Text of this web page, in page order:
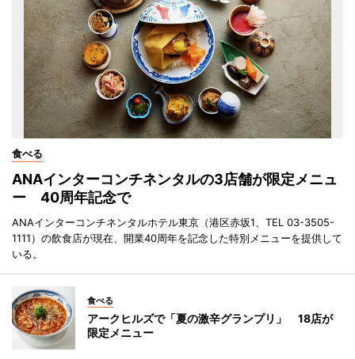
食べる
ANAインターコンチネンタルの3店舗が限定メニュ
ー 40周年記念で
ANAインターコンチネンタルホテル東京（港区赤坂1、TEL 03-3505-
1111）の飲食店が現在、開業40周年を記念した特別メニューを提供して
いる。
食べる
アークヒルズで「夏の激辛グランプリ」 18店が
限定メニュー